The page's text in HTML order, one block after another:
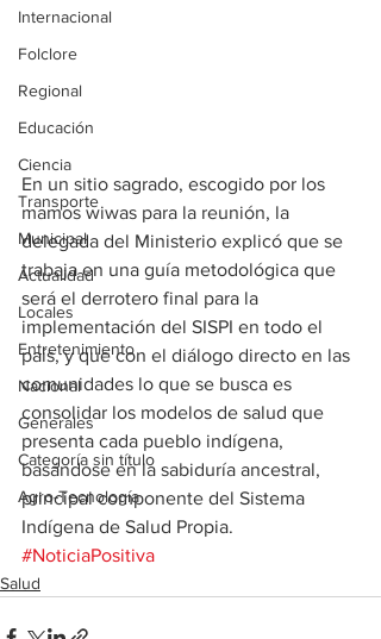
Internacional
Folclore
Regional
Educación
Ciencia
Transporte
Municipal
Actualidad
Locales
Entretenimiento
Nacional
Generales
Categoría sin título
Agro-Tecnología
En un sitio sagrado, escogido por los
mamos wiwas para la reunión, la
delegada del Ministerio explicó que se
trabaja en una guía metodológica que
será el derrotero final para la
implementación del SISPI en todo el
país, y que con el diálogo directo en las
comunidades lo que se busca es
consolidar los modelos de salud que
presenta cada pueblo indígena,
basándose en la sabiduría ancestral,
principal componente del Sistema
Indígena de Salud Propia.
#NoticiaPositiva
Salud